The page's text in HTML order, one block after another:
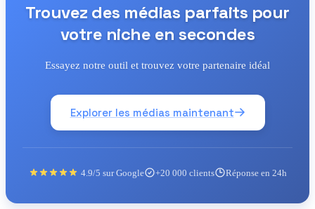
Trouvez des médias parfaits pour
votre niche en secondes
Essayez notre outil et trouvez votre partenaire idéal
Explorer les médias maintenant
4.9/5 sur Google +20 000 clients Réponse en 24h